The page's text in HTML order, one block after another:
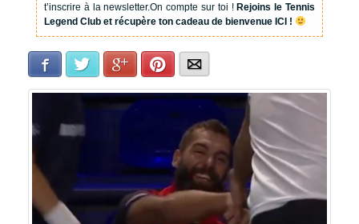
t’inscrire à la newsletter.On compte sur toi !Rejoins le Tennis
Legend Club et récupère ton cadeau de bienvenue ICI !
Facebook Twitter Google+Pinterest